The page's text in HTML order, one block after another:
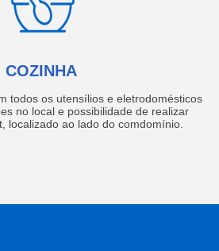
COZINHA
todos os utensílios e eletrodomésticos
no local e possibilidade de realizar
localizado ao lado do comdomínio.